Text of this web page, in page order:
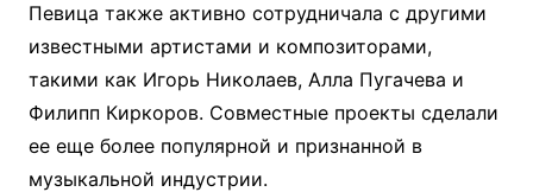
Певица также активно сотрудничала с другими
известными артистами и композиторами,
такими как Игорь Николаев, Алла Пугачева и
Филипп Киркоров. Совместные проекты сделали
ее еще более популярной и признанной в
музыкальной индустрии.